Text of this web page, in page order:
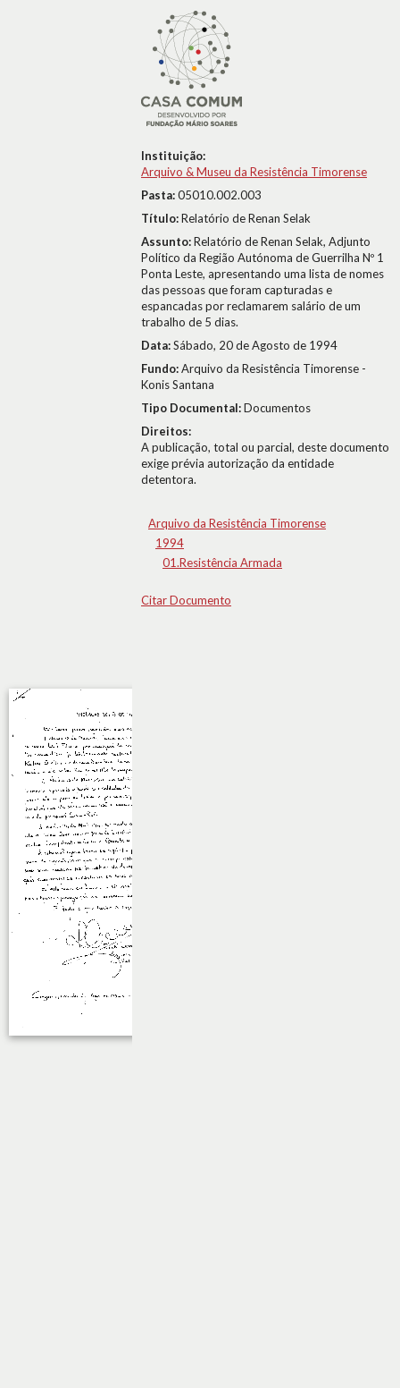
Instituição:
Arquivo & Museu da Resistência Timorense
Pasta:05010.002.003
Título:Relatório de Renan Selak
Assunto:Relatório de Renan Selak, Adjunto
Político da Região Autónoma de Guerrilha Nº 1
Ponta Leste, apresentando uma lista de nomes
das pessoas que foram capturadas e
espancadas por reclamarem salário de um
trabalho de 5 dias.
Data:Sábado, 20 de Agosto de 1994
Fundo:Arquivo da Resistência Timorense -
Konis Santana
Tipo Documental:Documentos
Direitos:
A publicação, total ou parcial, deste documento
exige prévia autorização da entidade
detentora.
Arquivo da Resistência Timorense
1994
01.Resistência Armada
Citar Documento